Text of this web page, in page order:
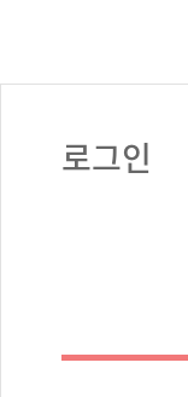
로그인